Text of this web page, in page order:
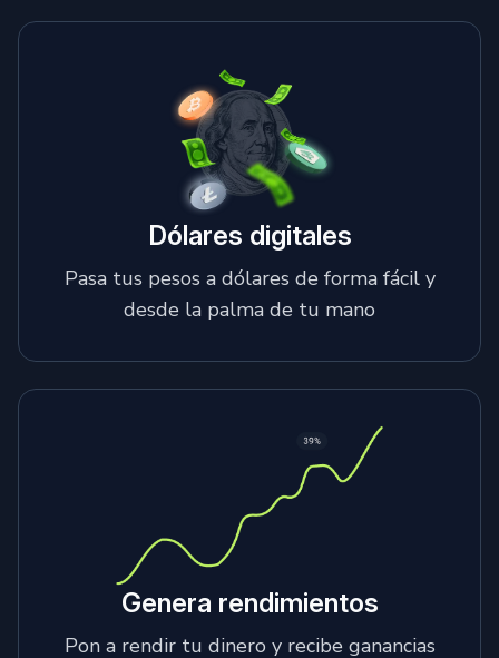
Dólares digitales
Pasa tus pesos a dólares de forma fácil y
desde la palma de tu mano
Genera rendimientos
Pon a rendir tu dinero y recibe ganancias